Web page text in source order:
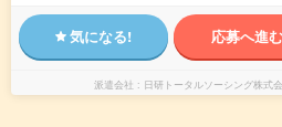
気になる! 応募へ進む
派遣会社 日研トータルソーシング株式